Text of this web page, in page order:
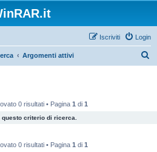
Login
Iscriviti
Argomenti attivi
0 risultati • Pagina 1 di 1
criterio di ricerca.
0 risultati • Pagina 1 di 1